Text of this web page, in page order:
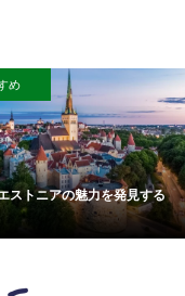
め
ストニアの魅力を発見する